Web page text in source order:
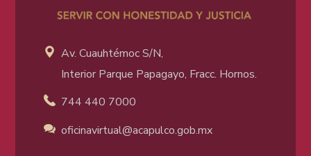
Av. Cuauhtémoc S/N,
Interior Parque Papagayo, Fracc. Hornos.
744 440 7000
oficinavirtual@acapulco.gob.mx